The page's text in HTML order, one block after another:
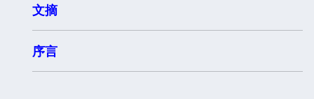
文摘
序言